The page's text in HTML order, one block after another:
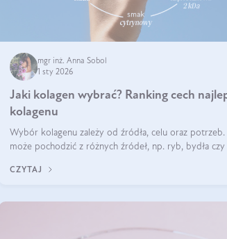
mgr inż. Anna Sobol
1 sty 2026
Jaki kolagen wybrać? Ranking cech
kolagenu
Wybór kolagenu zależy od źródła, celu oraz potrzeb.
może pochodzić z różnych źródeł, np. ryb, bydła
sprawdza się kolagen rybi, a dla wspierania stawów
CZYTAJ